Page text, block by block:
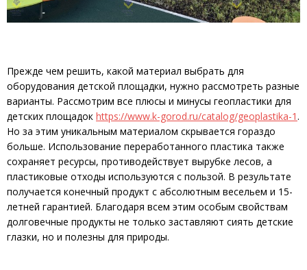
Прежде чем решить, какой материал выбрать для
оборудования детской площадки, нужно рассмотреть разные
варианты. Рассмотрим все плюсы и минусы геопластики для
детских площадок https://www.k-gorod.ru/catalog/geoplastika-1.
Но за этим уникальным материалом скрывается гораздо
больше. Использование переработанного пластика также
сохраняет ресурсы, противодействует вырубке лесов, а
пластиковые отходы используются с пользой. В результате
получается конечный продукт с абсолютным весельем и 15-
летней гарантией. Благодаря всем этим особым свойствам
долговечные продукты не только заставляют сиять детские
глазки, но и полезны для природы.